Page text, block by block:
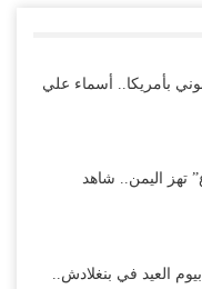
بأمريكا.. أسماء علي
تهز اليمن.. شاهد
العيد في بنغلادش..